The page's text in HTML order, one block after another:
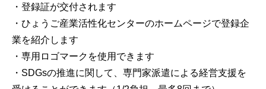
・登録証が交付されます
・ひょうご産業活性化センターのホームページで登録企
業を紹介します
・専用ロゴマークを使用できます
・SDGsの推進に関して、専門家派遣による経営支援を